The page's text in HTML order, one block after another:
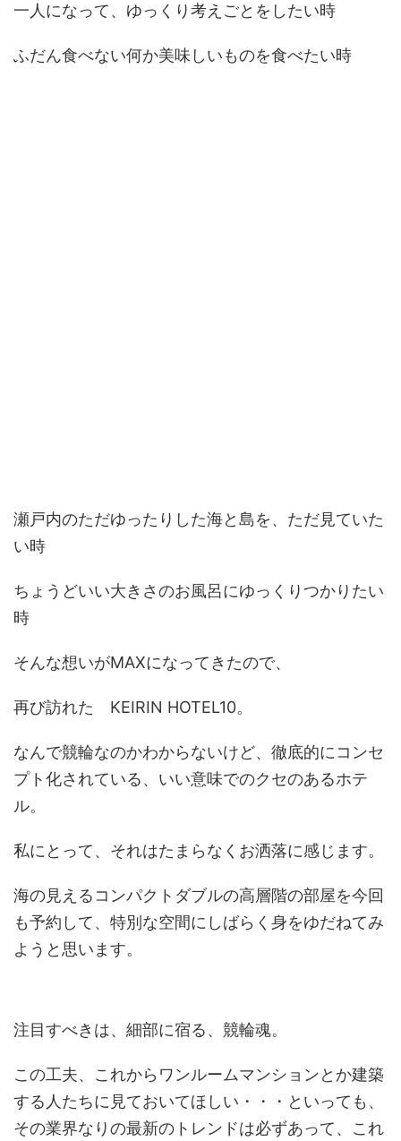
一人になって、ゆっくり考えごとをしたい時
ふだん食べない何か美味しいものを食べたい時
瀬戸内のただゆったりした海と島を、ただ見ていた
い時
ちょうどいい大きさのお風呂にゆっくりつかりたい
時
そんな想いがMAXになってきたので、
再び訪れた KEIRIN HOTEL10。
なんで競輪なのかわからないけど、徹底的にコンセ
プト化されている、いい意味でのクセのあるホテ
ル。
私にとって、それはたまらなくお洒落に感じます。
海の見えるコンパクトダブルの高層階の部屋を今回
も予約して、特別な空間にしばらく身をゆだねてみ
ようと思います。
注目すべきは、細部に宿る、競輪魂。
この工夫、これからワンルームマンションとか建築
する人たちに見ておいてほしい・・・といっても、
その業界なりの最新のトレンドは必ずあって、これ